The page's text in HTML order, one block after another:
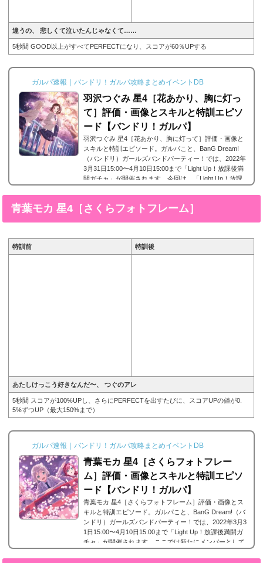
違うの、 悲しくて泣いたんじゃなくて……
5秒間 GOOD以上がすべてPERFECTになり、スコアが60％UPする
ガルパ速報｜バンドリ！ガルパ攻略まとめイベントDB
羽沢つぐみ 星4［花あかり、胸に灯っ
て］評価・画像とスキルと特訓エピソ
ード【バンドリ！ガルパ】
羽沢つぐみ 星4［花あかり、胸に灯って］評価・画像と
スキルと特訓エピソード。ガルパこと、BanG Dream!
（バンドリ）ガールズバンドパーティー！では、2022年
3月31日15:00〜4月10日15:00まで「Light Up！放課後満
開ガチャ」が開催されます。今回は、「Light Up！放課
です。羽沢つぐみ 星4［花あかり、胸に灯って］※画像
青葉モカ 星4［さくらフォトフレーム］
特訓前 特訓後
あたしけっこう好きなんだ〜、 つぐのアレ
5秒間 スコアが100%UPし、さらにPERFECTを出すたびに、スコアUPの値が0.
5%ずつUP（最大150%まで）
ガルパ速報｜バンドリ！ガルパ攻略まとめイベントDB
青葉モカ 星4［さくらフォトフレー
ム］評価・画像とスキルと特訓エピソ
ード【バンドリ！ガルパ】
青葉モカ 星4［さくらフォトフレーム］評価・画像とス
キルと特訓エピソード。ガルパこと、BanG Dream!（バ
ンドリ）ガールズバンドパーティー！では、2022年3月3
1日15:00〜4月10日15:00まで「Light Up！放課後満開ガ
チャ」が開催されます。ここでは新たにメンバーとして